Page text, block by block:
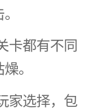
卡都有不同
。
家选择，包